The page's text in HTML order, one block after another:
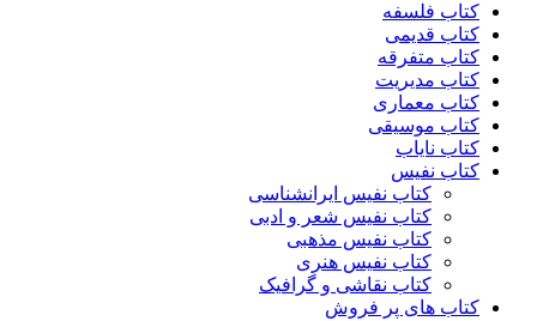
کتاب فلسفه
کتاب قدیمی
کتاب متفرقه
کتاب مدیریت
کتاب معماری
کتاب موسیقی
کتاب نایاب
کتاب نفیس
کتاب نفیس ایرانشناسی
کتاب نفیس شعر و ادبی
کتاب نفیس مذهبی
کتاب نفیس هنری
کتاب نقاشی و گرافیک
کتاب های پر فروش